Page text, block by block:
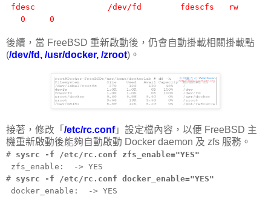
fdesc /dev/fd fdescfs rw
0 0
後續，當 FreeBSD 重新啟動後，仍會自動掛載相關掛載點
(/dev/fd, /usr/docker, /zroot)。
接著，修改「 /etc/rc.conf」設定檔內容，以便 FreeBSD 主
機重新啟動後能夠自動啟動 Docker daemon 及 zfs 服務。
# sysrc -f /etc/rc.conf zfs_enable="YES"
zfs_enable: -> YES
# sysrc -f /etc/rc.conf docker_enable="YES"
docker_enable: -> YES